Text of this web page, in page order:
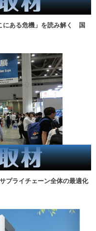
にある危機」を読み解く 国
プライチェーン全体の最適化